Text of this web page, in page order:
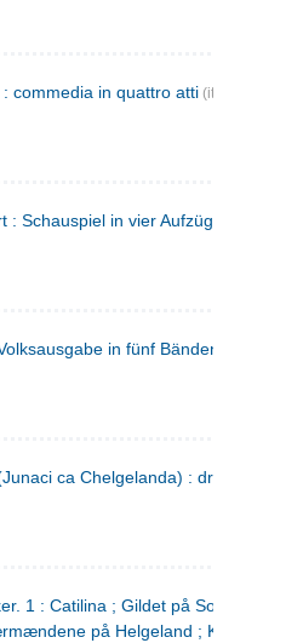
commedia in quattro atti (italiensk)
: Schauspiel in vier Aufzügen
in fünf Bänden
ca Chelgelanda) : drama u četiri
1 : Catilina ; Gildet på Solhaug ; Fru
på Helgeland ;